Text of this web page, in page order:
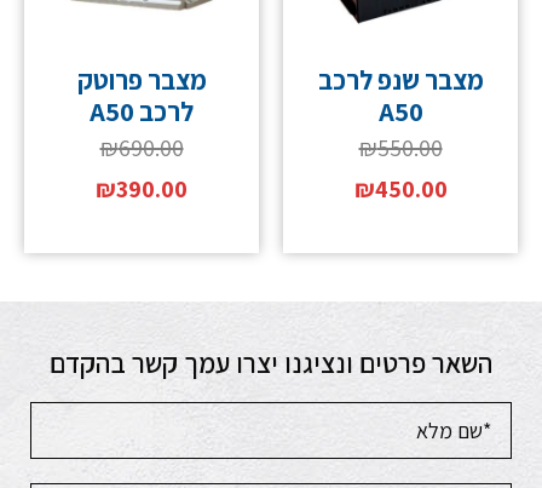
מצבר שנפ לרכב
A50
₪550.00
₪450.00
מצבר פרוטק
לרכב A50
₪690.00
₪390.00
השאר פרטים ונציגנו יצרו עמך קשר בהקדם